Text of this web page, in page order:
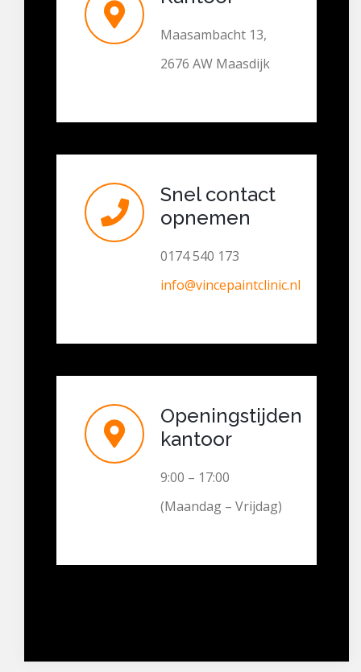
Maasambacht 13,
2676 AW Maasdijk
Snel contact
opnemen
0174 540 173
info@vincepaintclinic.nl
Openingstijden
kantoor
9:00 – 17:00
(Maandag – Vrijdag)